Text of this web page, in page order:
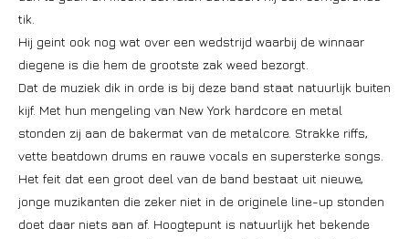
tik.
Hij geint ook nog wat over een wedstrijd waarbij de winnaar
diegene is die hem de grootste zak weed bezorgt.
Dat de muziek dik in orde is bij deze band staat natuurlijk buiten
kijf. Met hun mengeling van New York hardcore en metal
stonden zij aan de bakermat van de metalcore. Strakke riffs,
vette beatdown drums en rauwe vocals en supersterke songs.
Het feit dat een groot deel van de band bestaat uit nieuwe,
jonge muzikanten die zeker niet in de originele line-up stonden
doet daar niets aan af. Hoogtepunt is natuurlijk het bekende